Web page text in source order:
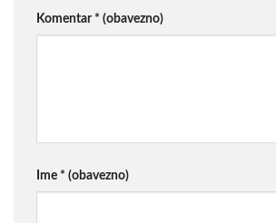
Komentar * (obavezno)
Ime * (obavezno)